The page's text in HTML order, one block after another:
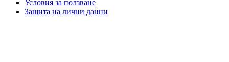
Условия за ползване
Защита на лични данни